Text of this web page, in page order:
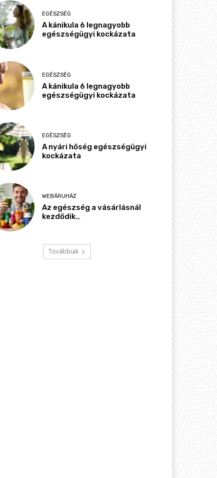
EGÉSZSÉG
A kánikula 6 legnagyobb
egészségügyi kockázata
EGÉSZSÉG
A kánikula 6 legnagyobb
egészségügyi kockázata
EGÉSZSÉG
A nyári hőség egészségügyi
kockázata
WEBÁRUHÁZ
Az egészség a vásárlásnál
kezdődik…
Továbbiak